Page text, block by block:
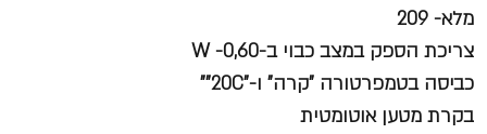
מלא- 209
צריכת הספק במצב כבוי ב-W -0,60
כביסה בטמפרטורה "קרה" ו-"20C""
בקרת מטען אוטומטית